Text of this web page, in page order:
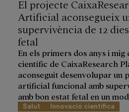
El projecte
Artificial aconsegueix
supervivència de 12
fetal
En els primers dos anys i mig
científic de CaixaResearch
aconseguit desenvolupar un
artificial funcional amb
amb bon estat fetal en un
Salut Innovació científica